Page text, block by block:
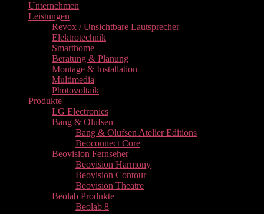
Unternehmen
Leistungen
Revox / Unsichtbare Lautsprecher
Elektrotechnik
Smarthome
Beratung & Planung
Montage & Installation
Multimedia
Photovoltaik
Produkte
LG Electronics
Bang & Olufsen
Bang & Olufsen Atelier Editions
Beoconnect Core
Beovision Fernseher
Beovision Harmony
Beovision Contour
Beovision Theatre
Beolab Produkte
Beolab 8